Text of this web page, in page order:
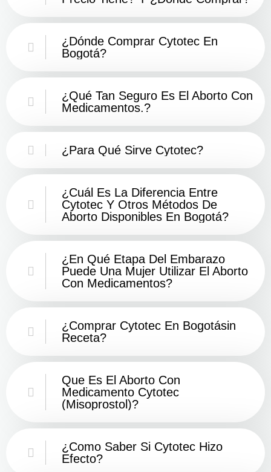
¿Dónde Comprar Cytotec En
Bogotá?
¿Qué Tan Seguro Es El Aborto Con
Medicamentos.?
¿Para Qué Sirve Cytotec?
¿Cuál Es La Diferencia Entre
Cytotec Y Otros Métodos De
Aborto Disponibles En Bogotá?
¿En Qué Etapa Del Embarazo
Puede Una Mujer Utilizar El Aborto
Con Medicamentos?
¿Comprar Cytotec En Bogotásin
Receta?
Que Es El Aborto Con
Medicamento Cytotec
(misoprostol)?
¿Como Saber Si Cytotec Hizo
Efecto?